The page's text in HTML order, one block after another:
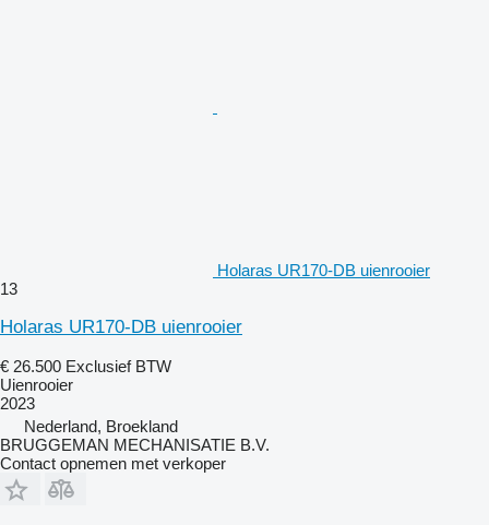
Holaras UR170-DB uienrooier
13
Holaras UR170-DB uienrooier
€ 26.500 Exclusief BTW
Uienrooier
2023
Nederland, Broekland
BRUGGEMAN MECHANISATIE B.V.
Contact opnemen met verkoper